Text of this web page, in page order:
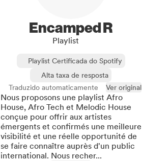
Encamped R
Playlist
Playlist Certificada do Spotify
Alta taxa de resposta
Traduzido automaticamente
Ver original
Nous proposons une playlist Afro
House, Afro Tech et Melodic House
conçue pour offrir aux artistes
émergents et confirmés une meilleure
visibilité et une réelle opportunité de
se faire connaître auprès d'un public
international. Nous recher...